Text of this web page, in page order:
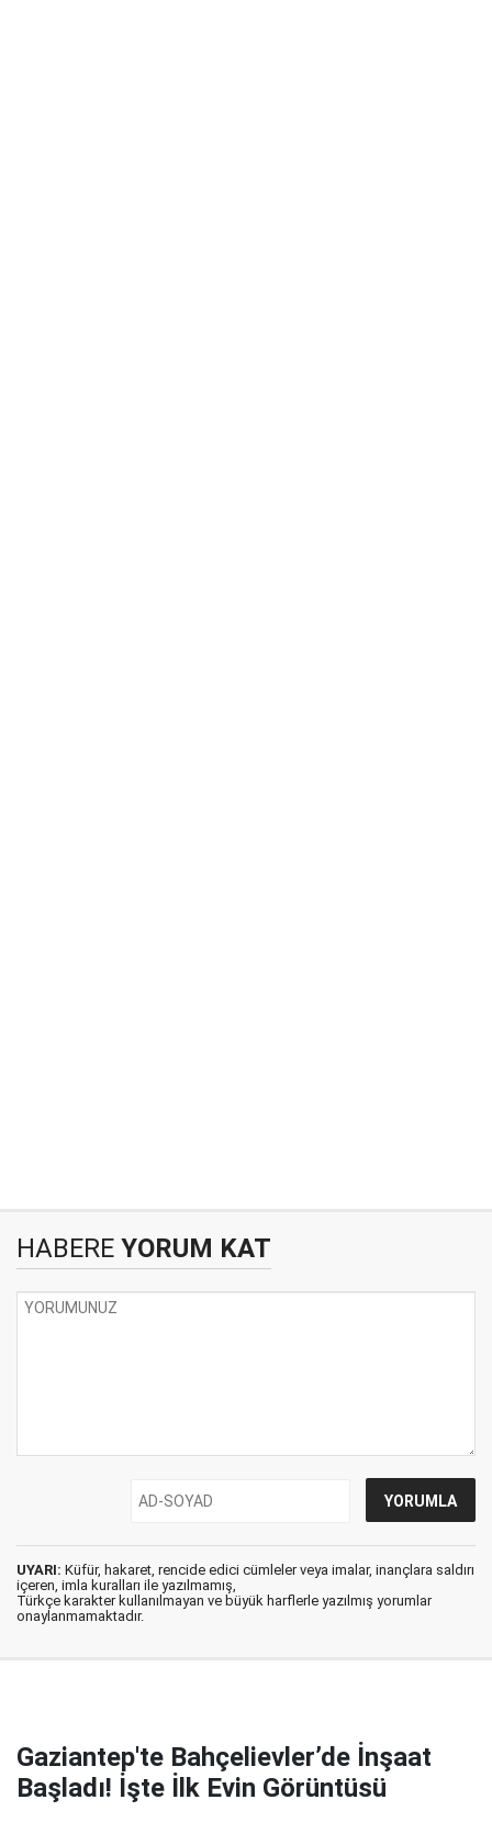
HABERE YORUM KAT
UYARI: Küfür, hakaret, rencide edici cümleler veya imalar, inançlara saldırı
içeren, imla kuralları ile yazılmamış,
Türkçe karakter kullanılmayan ve büyük harflerle yazılmış yorumlar
onaylanmamaktadır.
Gaziantep'te Bahçelievler’de İnşaat
Başladı! İşte İlk Evin Görüntüsü